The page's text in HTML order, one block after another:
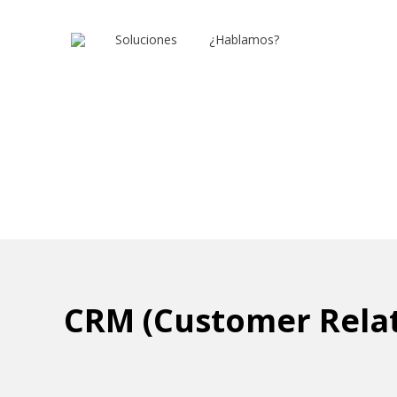
Soluciones ¿Hablamos?
CRM (Customer